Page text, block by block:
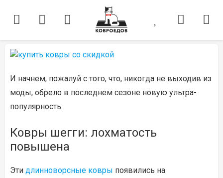
И начнем, пожалуй с того, что, никогда не выходив из
моды, обрело в последнем сезоне новую ультра-
популярность.
Ковры шегги: лохматость
повышена
Эти длинноворсные ковры появились на